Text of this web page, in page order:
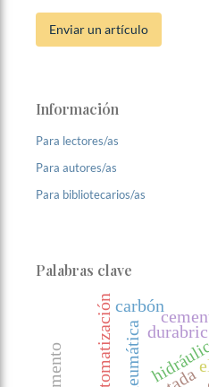
Enviar un artículo
Información
Para lectores/as
Para autores/as
Para bibliotecarios/as
Palabras clave
automatización neumática durabric
carbón